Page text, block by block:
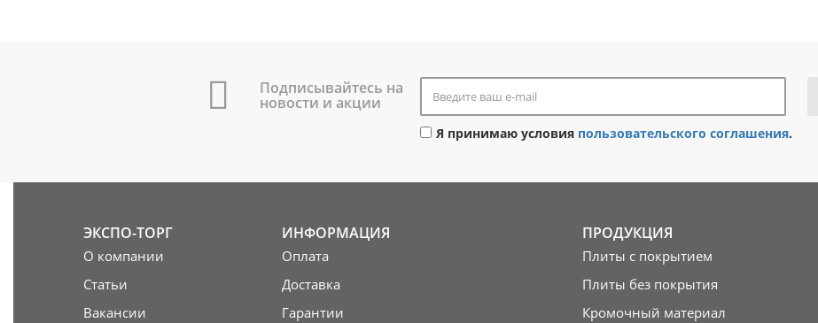
Подписывайтесь на
новости и акции
Я принимаю условия пользовательского соглашения.
ЭКСПО-ТОРГ
О компании
Статьи
Вакансии
ИНФОРМАЦИЯ
Оплата
Доставка
Гарантии
ПРОДУКЦИЯ
Плиты с покрытием
Плиты без покрытия
Кромочный материал